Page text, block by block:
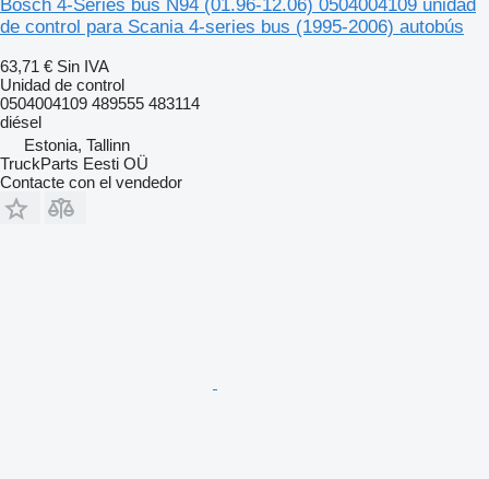
Bosch 4-Series bus N94 (01.96-12.06) 0504004109 unidad
de control para Scania 4-series bus (1995-2006) autobús
63,71 € Sin IVA
Unidad de control
0504004109 489555 483114
diésel
Estonia, Tallinn
TruckParts Eesti OÜ
Contacte con el vendedor